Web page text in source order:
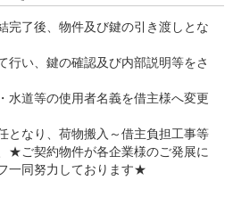
完了後、物件及び鍵の引き渡しとな
行い、鍵の確認及び内部説明等をさ
水道等の使用者名義を借主様へ変更
となり、荷物搬入～借主負担工事等
★ご契約物件が各企業様のご発展に
一同努力しております★